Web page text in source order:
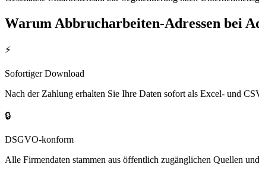
Warum Abbrucharbeiten-Adressen bei
⚡
Sofortiger Download
Nach der Zahlung erhalten Sie Ihre Daten sofort als Excel- und
🔒
DSGVO-konform
Alle Firmendaten stammen aus öffentlich zugänglichen Quellen